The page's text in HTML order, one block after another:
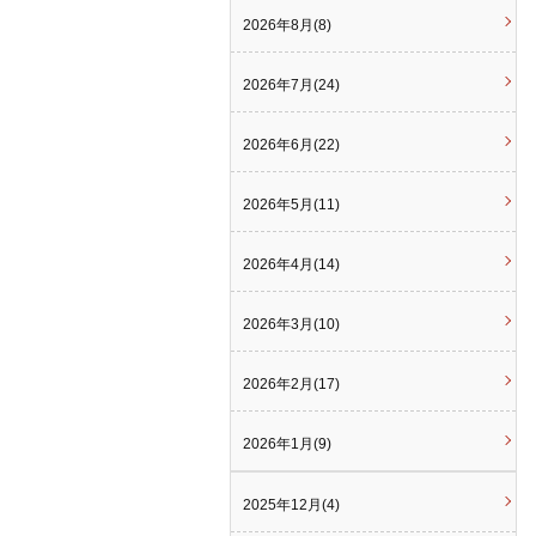
2026年8月(8)
2026年7月(24)
2026年6月(22)
2026年5月(11)
2026年4月(14)
2026年3月(10)
2026年2月(17)
2026年1月(9)
2025年12月(4)